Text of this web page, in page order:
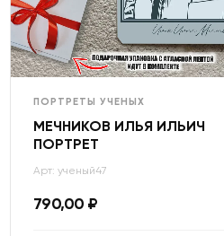
ПОРТРЕТЫ УЧЕНЫХ
МЕЧНИКОВ ИЛЬЯ ИЛЬИЧ
ПОРТРЕТ
Арт: ученый47
790,00 ₽